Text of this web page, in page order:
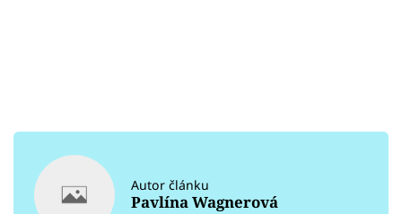
Autor článku
Pavlína Wagnerová